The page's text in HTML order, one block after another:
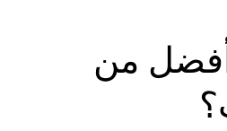
أفضل من